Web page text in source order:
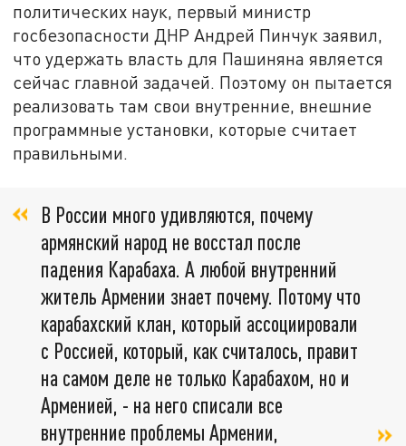
политических наук, первый министр
госбезопасности ДНР Андрей Пинчук заявил,
что удержать власть для Пашиняна является
сейчас главной задачей. Поэтому он пытается
реализовать там свои внутренние, внешние
программные установки, которые считает
правильными.
В России много удивляются, почему
армянский народ не восстал после
падения Карабаха. А любой внутренний
житель Армении знает почему. Потому что
карабахский клан, который ассоциировали
с Россией, который, как считалось, правит
на самом деле не только Карабахом, но и
Арменией, - на него списали все
внутренние проблемы Армении,